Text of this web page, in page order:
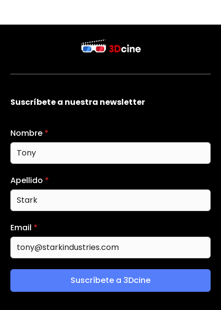
Suscríbete a nuestra newsletter
Nombre *
Apellido *
Email *
Suscríbete a 3Dcine